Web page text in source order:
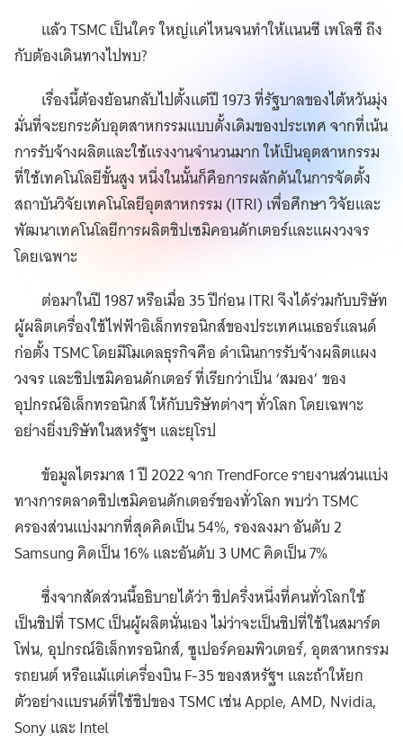
แล้ว TSMC เป็นใคร ใหญ่แค่ไหนจนทำให้แนนซี เพโลซี ถึง
กับต้องเดินทางไปพบ?
เรื่องนี้ต้องย้อนกลับไปตั้งแต่ปี 1973 ที่รัฐบาลของไต้หวันมุ่ง
มั่นที่จะยกระดับอุตสาหกรรมแบบดั้งเดิมของประเทศ จากที่เน้น
การรับจ้างผลิตและใช้แรงงานจำนวนมาก ให้เป็นอุตสาหกรรม
ที่ใช้เทคโนโลยีขั้นสูง หนึ่งในนั้นก็คือการผลักดันในการจัดตั้ง
สถาบันวิจัยเทคโนโลยีอุตสาหกรรม (ITRI) เพื่อศึกษา วิจัยและ
พัฒนาเทคโนโลยีการผลิตชิปเซมิคอนดักเตอร์และแผงวงจร
โดยเฉพาะ
ต่อมาในปี 1987 หรือเมื่อ 35 ปีก่อน ITRI จึงได้ร่วมกับบริษัท
ผู้ผลิตเครื่องใช้ไฟฟ้าอิเล็กทรอนิกส์ของประเทศเนเธอร์แลนด์
ก่อตั้ง TSMC โดยมีโมเดลธุรกิจคือ ดำเนินการรับจ้างผลิตแผง
วงจร และชิปเซมิคอนดักเตอร์ ที่เรียกว่าเป็น ‘สมอง’ ของ
อุปกรณ์อิเล็กทรอนิกส์ ให้กับบริษัทต่างๆ ทั่วโลก โดยเฉพาะ
อย่างยิ่งบริษัทในสหรัฐฯ และยุโรป
ข้อมูลไตรมาส 1 ปี 2022 จาก TrendForce รายงานส่วนแบ่ง
ทางการตลาดชิปเซมิคอนดักเตอร์ของทั่วโลก พบว่า TSMC
ครองส่วนแบ่งมากที่สุดคิดเป็น 54%, รองลงมา อันดับ 2
Samsung คิดเป็น 16% และอันดับ 3 UMC คิดเป็น 7%
ซึ่งจากสัดส่วนนี้อธิบายได้ว่า ชิปครึ่งหนึ่งที่คนทั่วโลกใช้
เป็นชิปที่ TSMC เป็นผู้ผลิตนั่นเอง ไม่ว่าจะเป็นชิปที่ใช้ในสมาร์ต
โฟน, อุปกรณ์อิเล็กทรอนิกส์, ซูเปอร์คอมพิวเตอร์, อุตสาหกรรม
รถยนต์ หรือแม้แต่เครื่องบิน F-35 ของสหรัฐฯ และถ้าให้ยก
ตัวอย่างแบรนด์ที่ใช้ชิปของ TSMC เช่น Apple, AMD, Nvidia,
Sony และ Intel